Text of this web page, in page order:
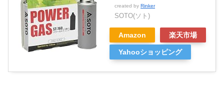
created by Rinker
SOTO(ソト)
Amazon 楽天市場
Yahooショッピング